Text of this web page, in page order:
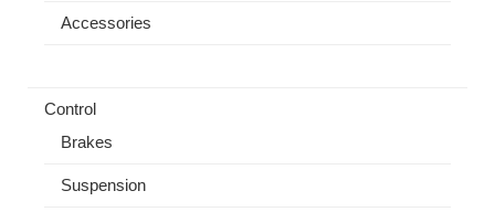
Accessories
Control
Brakes
Suspension